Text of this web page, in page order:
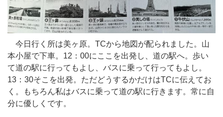
今日行く所は美ヶ原。TCから地図が配られました。山
本小屋で下車。12：00にここを出発し、道の駅へ。歩い
て道の駅に行ってもよし、バスに乗って行ってもよし。
13：30そこを出発。ただどうするかだけはTCに伝えてお
く。もちろん私はバスに乗って道の駅に行きます。常に自
分に優しくです。